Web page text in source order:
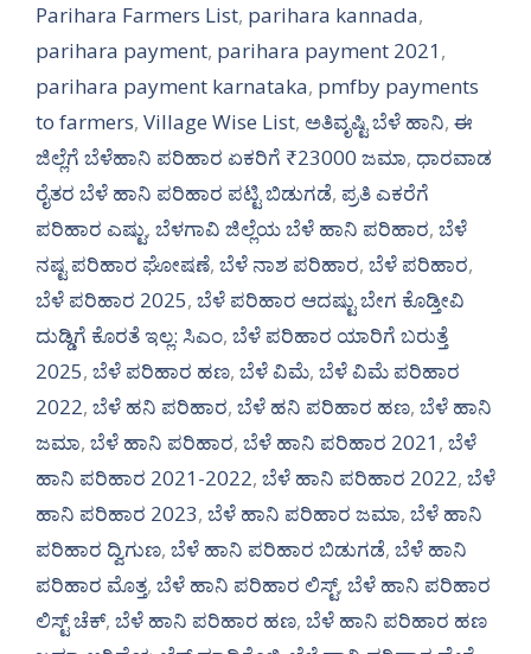
Parihara Farmers List, parihara kannada,
parihara payment, parihara payment 2021,
parihara payment karnataka, pmfby payments
to farmers, Village Wise List, ಅತಿವೃಷ್ಟಿ ಬೆಳೆ ಹಾನಿ, ಈ
ಜಿಲ್ಲೆಗೆ ಬೆಳೆಹಾನಿ ಪರಿಹಾರ ಏಕರಿಗೆ ₹23000 ಜಮಾ, ಧಾರವಾಡ
ರೈತರ ಬೆಳೆ ಹಾನಿ ಪರಿಹಾರ ಪಟ್ಟಿ ಬಿಡುಗಡೆ, ಪ್ರತಿ ಎಕರೆಗೆ
ಪರಿಹಾರ ಎಷ್ಟು, ಬೆಳಗಾವಿ ಜಿಲ್ಲೆಯ ಬೆಳೆ ಹಾನಿ ಪರಿಹಾರ, ಬೆಳೆ
ನಷ್ಟ ಪರಿಹಾರ ಘೋಷಣೆ, ಬೆಳೆ ನಾಶ ಪರಿಹಾರ, ಬೆಳೆ ಪರಿಹಾರ,
ಬೆಳೆ ಪರಿಹಾರ 2025, ಬೆಳೆ ಪರಿಹಾರ ಆದಷ್ಟು ಬೇಗ ಕೊಡ್ತೀವಿ
ದುಡ್ಡಿಗೆ ಕೊರತೆ ಇಲ್ಲ: ಸಿಎಂ, ಬೆಳೆ ಪರಿಹಾರ ಯಾರಿಗೆ ಬರುತ್ತೆ
2025, ಬೆಳೆ ಪರಿಹಾರ ಹಣ, ಬೆಳೆ ವಿಮೆ, ಬೆಳೆ ವಿಮೆ ಪರಿಹಾರ
2022, ಬೆಳೆ ಹನಿ ಪರಿಹಾರ, ಬೆಳೆ ಹನಿ ಪರಿಹಾರ ಹಣ, ಬೆಳೆ ಹಾನಿ
ಜಮಾ, ಬೆಳೆ ಹಾನಿ ಪರಿಹಾರ, ಬೆಳೆ ಹಾನಿ ಪರಿಹಾರ 2021, ಬೆಳೆ
ಹಾನಿ ಪರಿಹಾರ 2021-2022, ಬೆಳೆ ಹಾನಿ ಪರಿಹಾರ 2022, ಬೆಳೆ
ಹಾನಿ ಪರಿಹಾರ 2023, ಬೆಳೆ ಹಾನಿ ಪರಿಹಾರ ಜಮಾ, ಬೆಳೆ ಹಾನಿ
ಪರಿಹಾರ ದ್ವಿಗುಣ, ಬೆಳೆ ಹಾನಿ ಪರಿಹಾರ ಬಿಡುಗಡೆ, ಬೆಳೆ ಹಾನಿ
ಪರಿಹಾರ ಮೊತ್ತ, ಬೆಳೆ ಹಾನಿ ಪರಿಹಾರ ಲಿಸ್ಟ್, ಬೆಳೆ ಹಾನಿ ಪರಿಹಾರ
ಲಿಸ್ಟ್ ಚೆಕ್, ಬೆಳೆ ಹಾನಿ ಪರಿಹಾರ ಹಣ, ಬೆಳೆ ಹಾನಿ ಪರಿಹಾರ ಹಣ